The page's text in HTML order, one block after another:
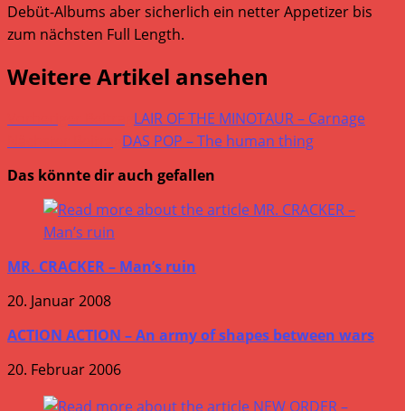
Debüt-Albums aber sicherlich ein netter Appetizer bis
zum nächsten Full Length.
Weitere Artikel ansehen
LAIR OF THE MINOTAUR – Carnage
DAS POP – The human thing
Das könnte dir auch gefallen
MR. CRACKER – Man’s ruin
20. Januar 2008
ACTION ACTION – An army of shapes between wars
20. Februar 2006